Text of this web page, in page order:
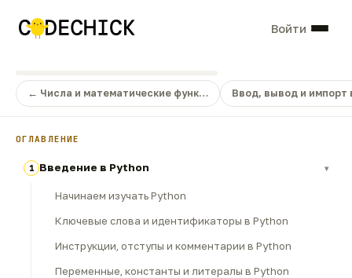
Войти
← Числа и математические функ… Ввод, вывод и
ОГЛАВЛЕНИЕ
1 Введение в Python ▾
Начинаем изучать Python
Ключевые слова и идентификаторы в Python
Инструкции, отступы и комментарии в Python
Переменные, константы и литералы в Python